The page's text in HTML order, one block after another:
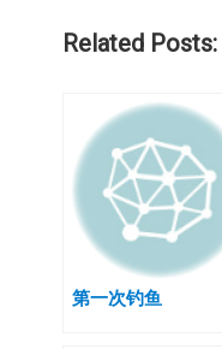
Related Posts:
第一次钓鱼